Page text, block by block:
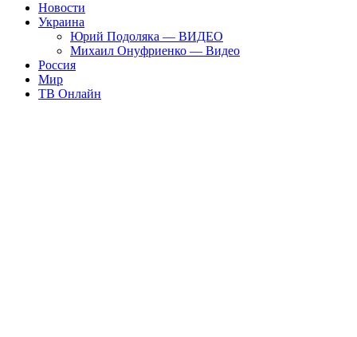
Новости
Украина
Юрий Подоляка — ВИДЕО
Михаил Онуфриенко — Видео
Россия
Мир
ТВ Онлайн